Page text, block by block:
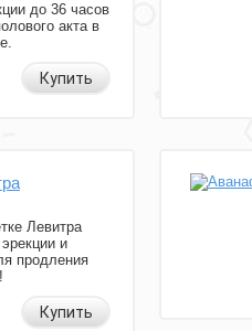
до 36 часов
акта в
Купить
Левитра
и
продления
Купить